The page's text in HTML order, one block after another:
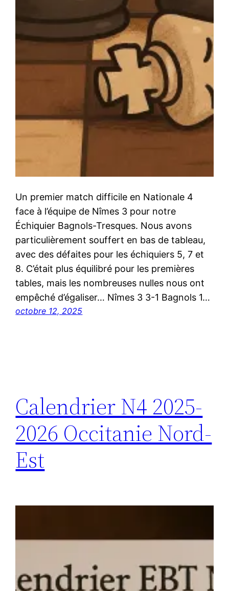
Un premier match difficile en Nationale 4
face à l’équipe de Nîmes 3 pour notre
Échiquier Bagnols-Tresques. Nous avons
particulièrement souffert en bas de tableau,
avec des défaites pour les échiquiers 5, 7 et
8. C’était plus équilibré pour les premières
tables, mais les nombreuses nulles nous ont
empêché d’égaliser… Nîmes 3 3-1 Bagnols 1…
octobre 12, 2025
Calendrier N4 2025-
2026 Occitanie Nord-
Est